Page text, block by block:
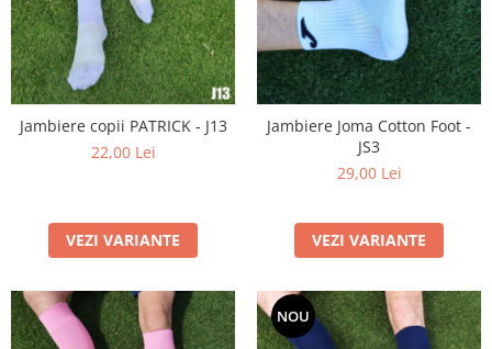
Jambiere copii PATRICK - J13
22,00 Lei
VEZI VARIANTE
Jambiere Joma Cotton Foot -
JS3
29,00 Lei
VEZI VARIANTE
NOU